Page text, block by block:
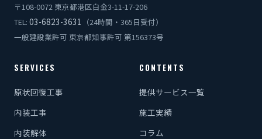
〒108-0072 東京都港区白金3-11-17-206
TEL: 03-6823-3631
（24時間・365日受付）
一般建設業許可 東京都知事許可 第156373号
SERVICES
原状回復工事
内装工事
内装解体
CONTENTS
提供サービス一覧
施工実績
コラム